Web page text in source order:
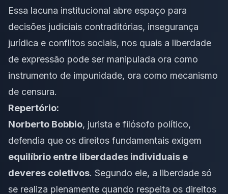
Essa lacuna institucional abre espaço para
decisões judiciais contraditórias, insegurança
jurídica e conflitos sociais, nos quais a liberdade
de expressão pode ser manipulada ora como
instrumento de impunidade, ora como mecanismo
de censura.
Repertório:
Norberto Bobbio, jurista e filósofo político,
defendia que os direitos fundamentais exigem
equilíbrio entre liberdades individuais e
deveres coletivos. Segundo ele, a liberdade só
se realiza plenamente quando respeita os direitos